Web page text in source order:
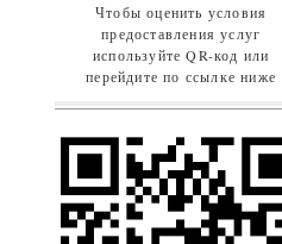
Чтобы оценить условия
предоставления услуг
используйте QR-код или
перейдите по ссылке ниже